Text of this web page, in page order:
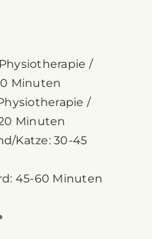
/
Minuten
/
Minuten
Katze: 30-45
45-60 Minuten